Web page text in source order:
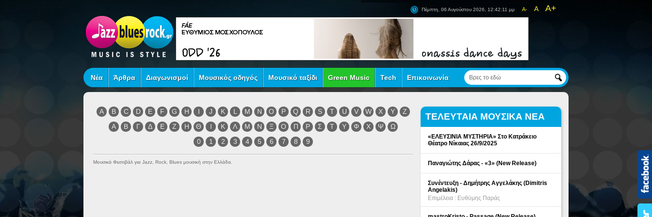
A- A A+
Πέμπτη, 06 Αυγούστου 2026, 12:42:11 μμ
Νέα Άρθρα Διαγωνισμοί Μουσικός οδηγός Μουσικό ταξίδι Green Music Tech Επικοινωνία
A B C D E F G H I J K L M N O P Q R S T U V W X Y
Z
Α
Β Γ Δ Ε Ζ Η Θ Ι Κ Λ Μ Ν Ξ Ο Π Ρ Σ Τ Υ Φ Χ Ψ
Ω
0
1 2 3 4 5 6 7 8 9
Μουσικά Φεστιβάλ για Jazz, Rock, Blues μουσική στην Ελλάδα.
ΤΕΛΕΥΤΑΙΑ ΜΟΥΣΙΚΑ ΝΕΑ
«ΕΛΕΥΣΙΝΙΑ ΜΥΣΤΗΡΙΑ» Στο Κατράκειο
Θέατρο Νίκαιας 26/9/2025
Παναγιώτης Δάρας - «3» (New Release)
Συνέντευξη - Δημήτρης Αγγελάκης (Dimitris
Angelakis)
Επιμέλεια : Ευθύμης Παράς